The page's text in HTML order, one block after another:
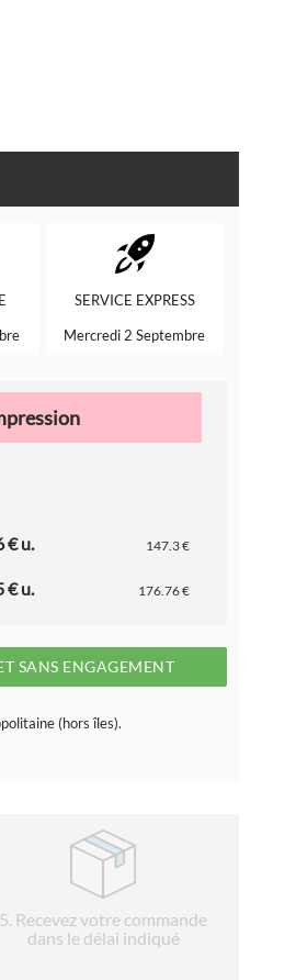
SERVICE EXPRESS
Mercredi 2 Septembre
€ u. 147.3 €
€ u. 176.76 €
SANS ENGAGEMENT
(hors îles).
5. Recevez votre commande
dans le délai indiqué